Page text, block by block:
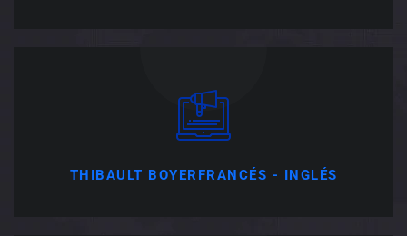
THIBAULT BOYER FRANCÉS - INGLÉS